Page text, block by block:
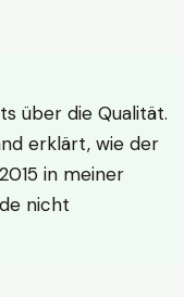
über die Qualität.
erklärt, wie der
in meiner
nicht